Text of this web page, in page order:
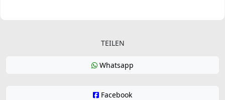
TEILEN
Whatsapp
Facebook